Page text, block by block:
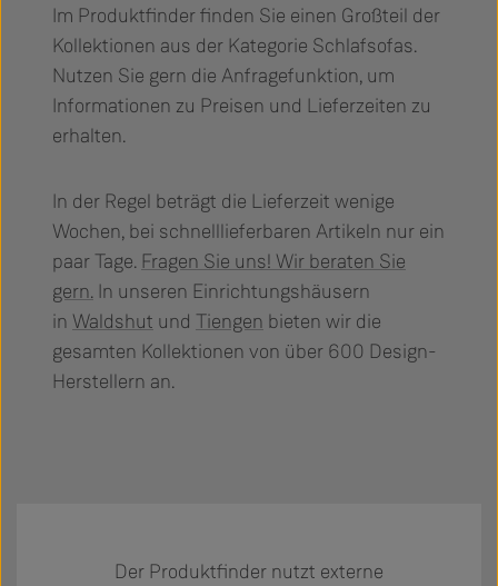
Im Produktfinder finden Sie einen Großteil der
Kollektionen aus der Kategorie Schlafsofas.
Nutzen Sie gern die Anfragefunktion, um
Informationen zu Preisen und Lieferzeiten zu
erhalten.
In der Regel beträgt die Lieferzeit wenige
Wochen, bei schnelllieferbaren Artikeln nur ein
paar Tage. Fragen Sie uns! Wir beraten Sie
gern. In unseren Einrichtungshäusern
in Waldshut und Tiengen bieten wir die
gesamten Kollektionen von über 600 Design-
Herstellern an.
Der Produktfinder nutzt externe